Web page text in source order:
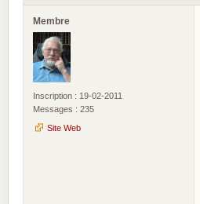
Membre
Inscription : 19-02-2011
Messages : 235
Site Web